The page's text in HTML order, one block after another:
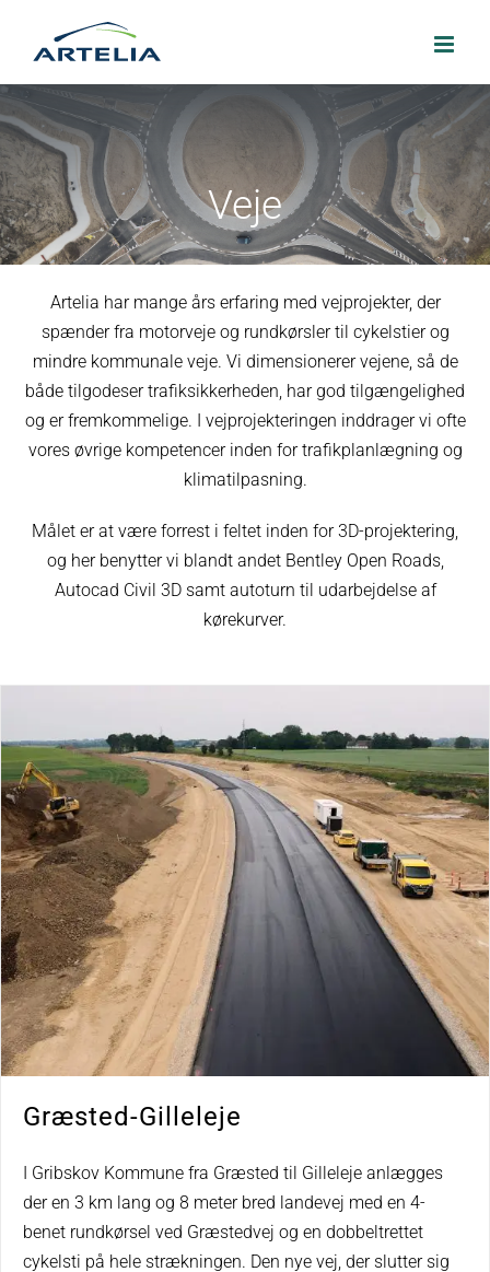
Veje
Artelia har mange års erfaring med vejprojekter, der
spænder fra motorveje og rundkørsler til cykelstier og
mindre kommunale veje. Vi dimensionerer vejene, så de
både tilgodeser trafiksikkerheden, har god tilgængelighed
og er fremkommelige. I vejprojekteringen inddrager vi ofte
vores øvrige kompetencer inden for trafikplanlægning og
klimatilpasning.
Målet er at være forrest i feltet inden for 3D-projektering,
og her benytter vi blandt andet Bentley Open Roads,
Autocad Civil 3D samt autoturn til udarbejdelse af
kørekurver.
Græsted-Gilleleje
I Gribskov Kommune fra Græsted til Gilleleje anlægges
der en 3 km lang og 8 meter bred landevej med en 4-
benet rundkørsel ved Græstedvej og en dobbeltrettet
cykelsti på hele strækningen. Den nye vej, der slutter sig